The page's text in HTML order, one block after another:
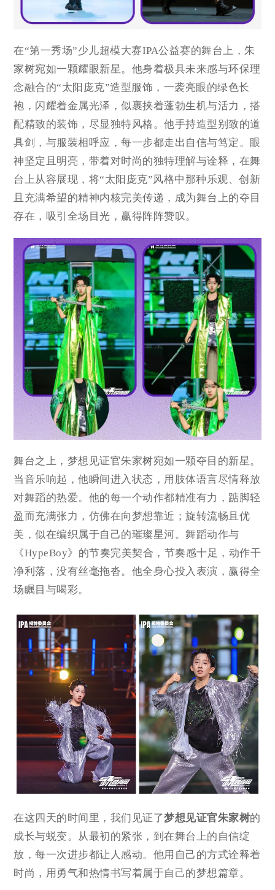
在“第一秀场”少儿超模大赛IPA公益赛的舞台上，朱
家树宛如一颗耀眼新星。他身着极具未来感与环保理
念融合的“太阳庞克”造型服饰，一袭亮眼的绿色长
袍，闪耀着金属光泽，似裹挟着蓬勃生机与活力，搭
配精致的装饰，尽显独特风格。他手持造型别致的道
具剑，与服装相呼应，每一步都走出自信与笃定。眼
神坚定且明亮，带着对时尚的独特理解与诠释，在舞
台上从容展现，将“太阳庞克”风格中那种乐观、创新
且充满希望的精神内核完美传递，成为舞台上的夺目
存在，吸引全场目光，赢得阵阵赞叹。
舞台之上，梦想见证官朱家树宛如一颗夺目的新星。
当音乐响起，他瞬间进入状态，用肢体语言尽情释放
对舞蹈的热爱。他的每一个动作都精准有力，踮脚轻
盈而充满张力，仿佛在向梦想靠近；旋转流畅且优
美，似在编织属于自己的璀璨星河。舞蹈动作与
《HypeBoy》的节奏完美契合，节奏感十足，动作干
净利落，没有丝毫拖沓。他全身心投入表演，赢得全
场瞩目与喝彩。
在这四天的时间里，我们见证了梦想见证官朱家树的
成长与蜕变。从最初的紧张，到在舞台上的自信绽
放，每一次进步都让人感动。他用自己的方式诠释着
时尚，用勇气和热情书写着属于自己的梦想篇章。